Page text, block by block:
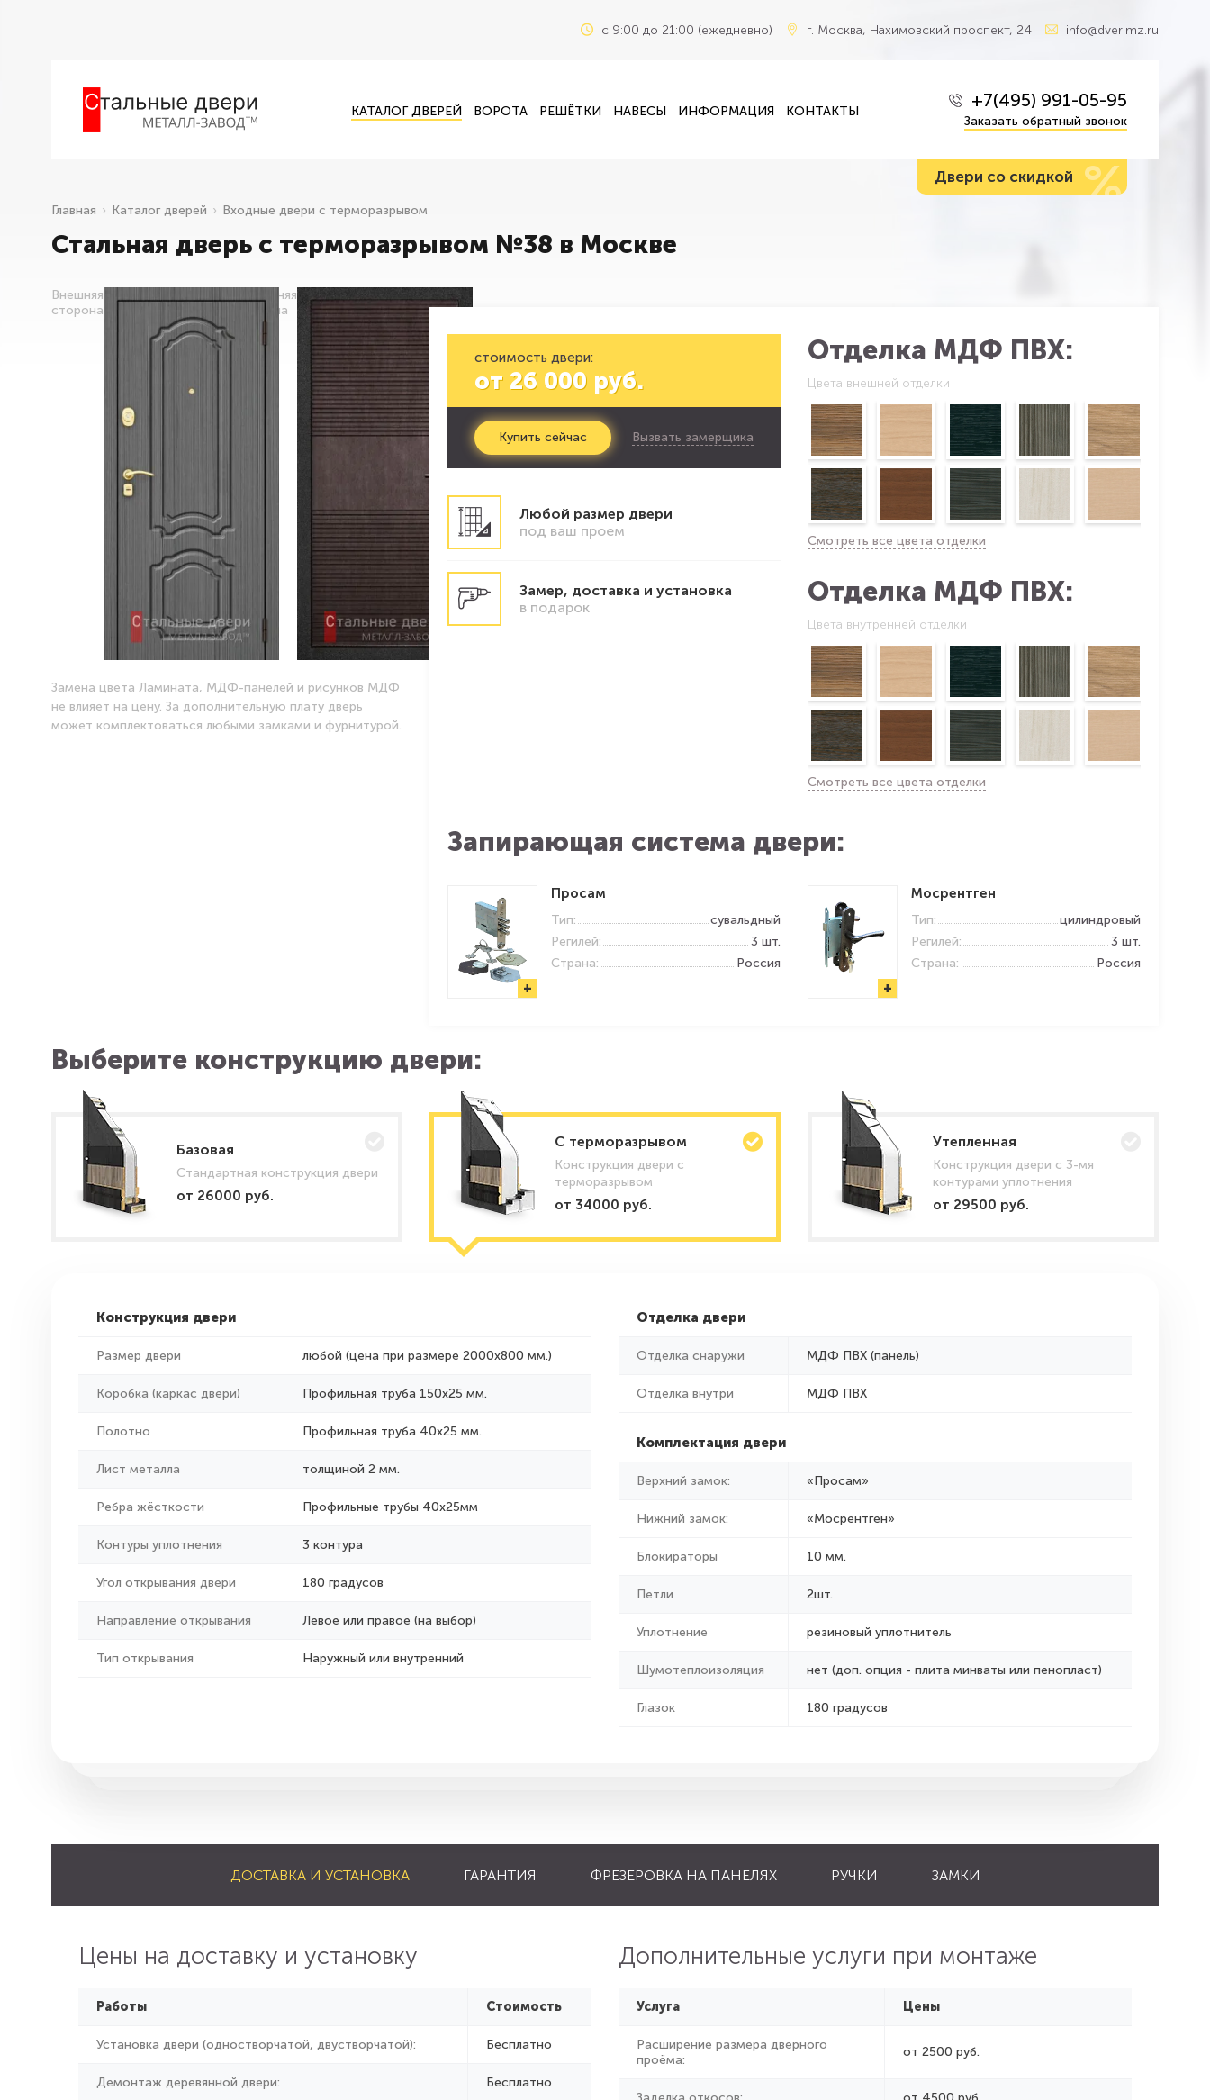
c 9:00 до 21:00 (ежедневно) г. Москва, Нахимовский проспект, 24 info@dverimz.ru
КАТАЛОГ ДВЕРЕЙ ВОРОТА РЕШЁТКИ НАВЕСЫ ИНФОРМАЦИЯ КОНТАКТЫ +7(495) 991-05-95
Заказать обратный звонок
Двери со скидкой %
Стальная дверь с терморазрывом №38 в Москве
Главная Каталог дверей Входные двери с терморазрывом
Внешняя
сторона
Внутренняя
сторона
Замена цвета Ламината, МДФ-панелей и рисунков МДФ
не влияет на цену. За дополнительную плату дверь
может комплектоваться любыми замками и фурнитурой.
стоимость двери:
от 26 000 руб.
Купить сейчас Вызвать замерщика
Любой размер двери
под ваш проем
Замер, доставка и установка
в подарок
Отделка МДФ ПВХ:
Цвета внешней отделки
Смотреть все цвета отделки
Отделка МДФ ПВХ:
Цвета внутренней отделки
Смотреть все цвета отделки
Запирающая система двери:
+
Просам
Тип:
сувальдный
Регилей:
3 шт.
Страна:
Россия
+
Мосрентген
Тип:
цилиндровый
Регилей:
3 шт.
Страна:
Россия
Выберите конструкцию двери:
Базовая
Стандартная конструкция двери
от 26000 руб.
C терморазрывом
Конструкция двери с
терморазрывом
от 34000 руб.
Утепленная
Конструкция двери с 3-мя
контурами уплотнения
от 29500 руб.
Конструкция двери
Размер двери любой (цена при размере 2000x800 мм.)
Коробка (каркас двери) Профильная труба 150х25 мм.
Полотно Профильная труба 40х25 мм.
Лист металла толщиной 2 мм.
Ребра жёсткости Профильные трубы 40х25мм
Контуры уплотнения 3 контура
Угол открывания двери 180 градусов
Направление открывания Левое или правое (на выбор)
Тип открывания Наружный или внутренний
Отделка двери
Отделка снаружи МДФ ПВХ (панель)
Отделка внутри МДФ ПВХ
Комплектация двери
Верхний замок: «Просам»
Нижний замок: «Мосрентген»
Блокираторы 10 мм.
Петли 2шт.
Уплотнение резиновый уплотнитель
Шумотеплоизоляция нет (доп. опция - плита минваты или пенопласт)
Глазок 180 градусов
ДОСТАВКА И УСТАНОВКА ГАРАНТИЯ ФРЕЗЕРОВКА НА ПАНЕЛЯХ РУЧКИ ЗАМКИ
Цены на доставку и установку
Работы Стоимость
Установка двери (одностворчатой, двустворчатой): Бесплатно
Демонтаж деревянной двери: Бесплатно
Дополнительные услуги при монтаже
Услуга Цены
Расширение размера дверного
проёма:
от 2500 руб.